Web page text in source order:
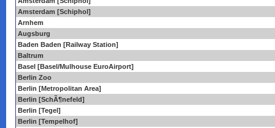
Amsterdam [Schiphol]
Arnhem
Augsburg
Baden Baden [Railway Station]
Baltrum
Basel [Basel/Mulhouse EuroAirport]
Berlin Zoo
Berlin [Metropolitan Area]
Berlin [SchÃ¶nefeld]
Berlin [Tegel]
Berlin [Tempelhof]